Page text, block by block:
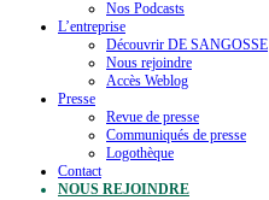
Nos Podcasts
L’entreprise
Découvrir DE SANGOSSE
Nous rejoindre
Accès Weblog
Presse
Revue de presse
Communiqués de presse
Logothèque
Contact
NOUS REJOINDRE